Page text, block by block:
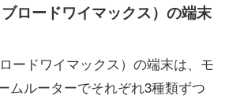
ロードワイマックス）の端末
ードワイマックス）の端末は、モ
ムルーターでそれぞれ3種類ずつ